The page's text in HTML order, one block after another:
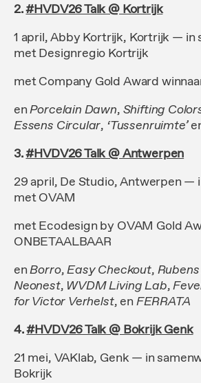
2.#HVDV26 Talk @ Kortrijk
1 april, Abby Kortrijk, Kortrijk — in
met Designregio Kortrijk
met Company Gold Award
enPorcelain Dawn, Shifting
Essens Circular, ‘Tussenruimte’
3.#HVDV26 Talk @ Antwerpen
29 april, De Studio, Antwerpen —
met OVAM
met Ecodesign by OVAM Gold
ONBETAALBAAR
enBorro,Easy Checkout,
Neonest, WVDM Living Lab,
for Victor Verhelst,en FERRATA
4.#HVDV26 Talk @ Bokrijk Genk
21 mei, VAKlab, Genk — in
Bokrijk